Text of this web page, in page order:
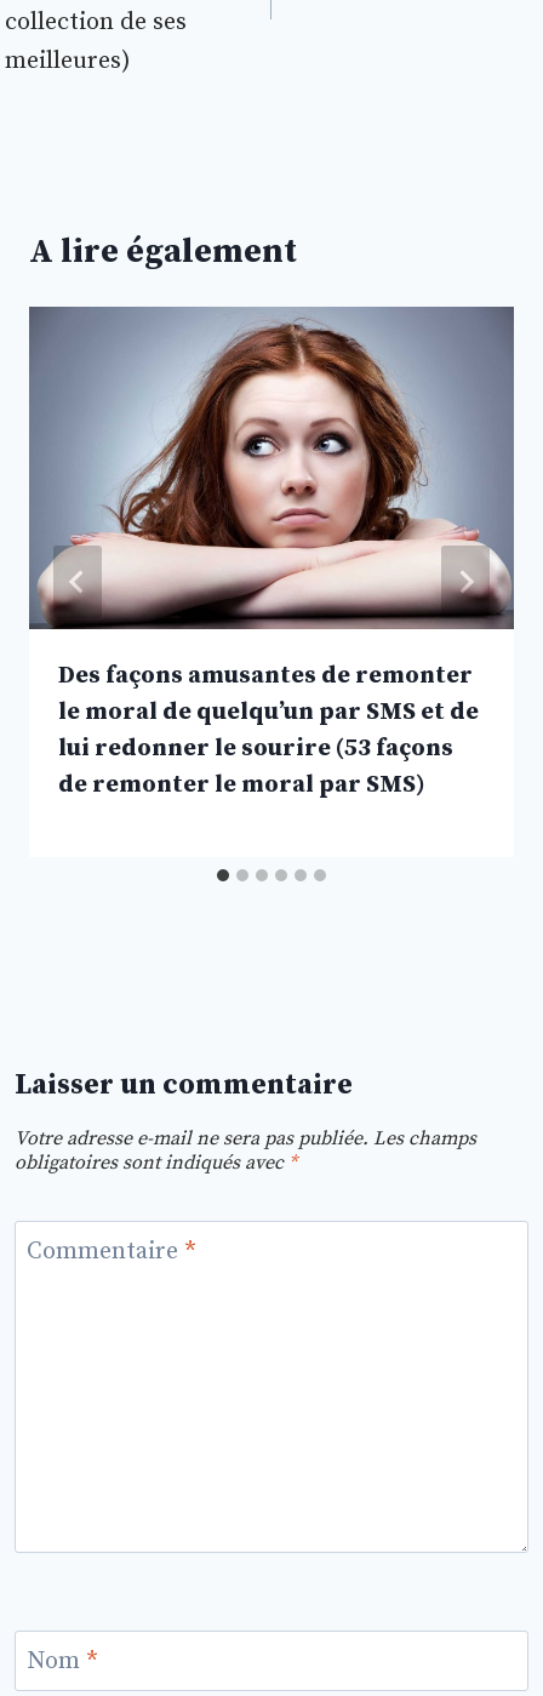
collection de ses
meilleures)
A lire également
Des façons amusantes de remonter
le moral de quelqu’un par SMS et de
lui redonner le sourire (53 façons
de remonter le moral par SMS)
Laisser un commentaire
Votre adresse e-mail ne sera pas publiée. Les champs
obligatoires sont indiqués avec *
Commentaire *
Nom *